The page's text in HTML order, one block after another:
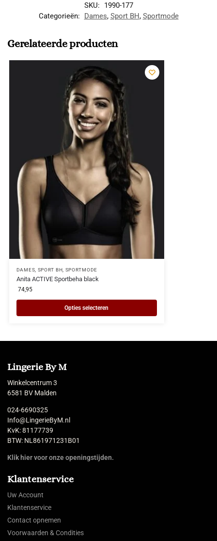
SKU:
1990-177
Categorieën:
Dames, Sport BH, Sportmode
Gerelateerde producten
DAMES SPORT BH SPORTMODE
Anita ACTIVE Sportbeha black
74,95
Opties selecteren
Lingerie By M
Winkelcentrum 3
6581 BV Malden
024-6690325
Info@LingerieByM.nl
KvK: 81177739
BTW: NL861971231B01
Klik hier voor onze openingstijden.
Klantenservice
Uw Account
Klantenservice
Contact opnemen
Voorwaarden & Condities